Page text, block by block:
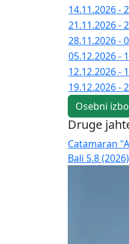
14.11.2026 -
21.11.2026 -
28.11.2026 -
05.12.2026 -
12.12.2026 -
19.12.2026 -
Osebni
Druge
Catamaran
Bali 5.8 (2026)